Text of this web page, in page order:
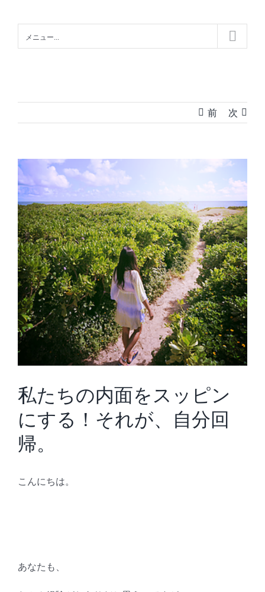
contentメニュー...
前 次
View
Larger
Image
私たちの内面をスッピン
にする！それが、自分回
帰。
こんにちは。
あなたも、